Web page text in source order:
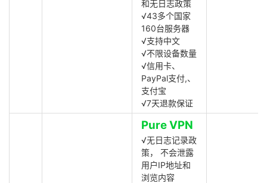
和无日志政策
√43多个国家
160台服务器
√支持中文
√不限设备数量
√信用卡、
PayPal支付,、
支付宝
√7天退款保证
Pure VPN
√无日志记录政
策， 不会泄露
用户IP地址和
浏览内容